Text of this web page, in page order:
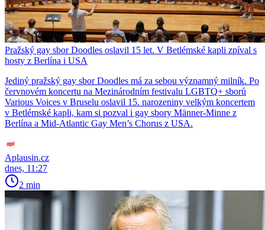
Pražský gay sbor Doodles oslavil 15 let. V Betlémské kapli zpíval s
hosty z Berlína i USA
Jediný pražský gay sbor Doodles má za sebou významný milník. Po
červnovém koncertu na Mezinárodním festivalu LGBTQ+ sborů
Various Voices v Bruselu oslavil 15. narozeniny velkým koncertem
v Betlémské kapli, kam si pozval i gay sbory Männer-Minne z
Berlína a Mid-Atlantic Gay Men’s Chorus z USA.
Aplausin.cz
dnes, 11:27
2 min